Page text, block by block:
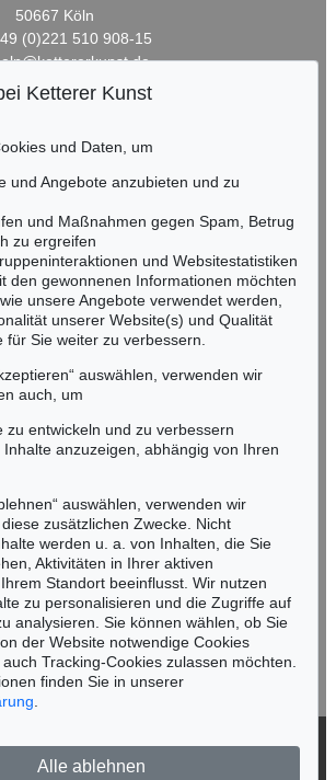
50667 Köln
(0)221 510 908-15
HESSEN
Miriam Heß
(0)62 21 58 80-038
(0)62 21 58 80-595
Kassel, M.A.
+49 (0)171 8618661
mehr verpassen!
Sie rechtzeitig.
Newsletter anmelden >
Ketterer Kunst
und Daten, um
und Angebote anzubieten und zu
und Maßnahmen gegen Spam, Betrug
zu ergreifen
und Websitestatistiken
den gewonnenen Informationen möchten
unsere Angebote verwendet werden,
unserer Website(s) und Qualität
für Sie weiter zu verbessern.
auswählen, verwenden wir
auch, um
zu entwickeln und zu verbessern
anzuzeigen, abhängig von Ihren
auswählen, verwenden wir
zusätzlichen Zwecke. Nicht
werden u. a. von Inhalten, die Sie
Aktivitäten in Ihrer aktiven
Standort beeinflusst. Wir nutzen
zu personalisieren und die Zugriffe auf
analysieren. Sie können wählen, ob Sie
der Website notwendige Cookies
Tracking-Cookies zulassen möchten.
finden Sie in unserer
Alle ablehnen